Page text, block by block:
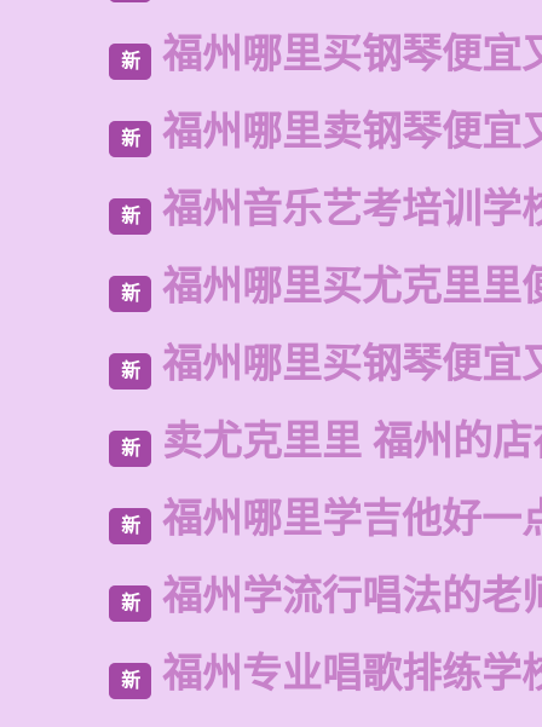
新 福州哪里买钢琴便宜
新 福州哪里卖钢琴便宜
新 福州音乐艺考培训学
新 福州哪里买尤克里里
新 福州哪里买钢琴便宜
新 卖尤克里里 福州的
新 福州哪里学吉他好一
新 福州学流行唱法的老
新 福州专业唱歌排练学